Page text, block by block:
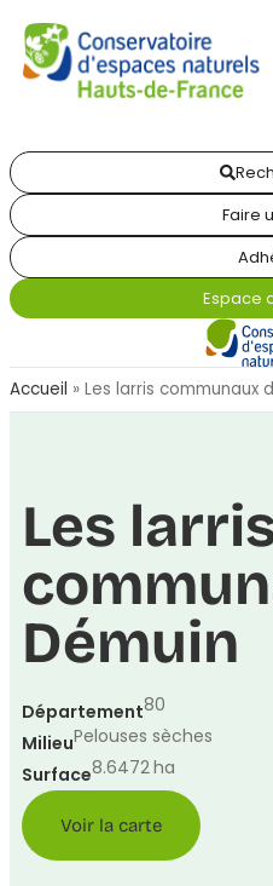
Faire
Espace
Accueil » Les larris communaux
Les
Démuin
Département80
MilieuPelouses sèches
Surface8.6472ha
Voir la carte